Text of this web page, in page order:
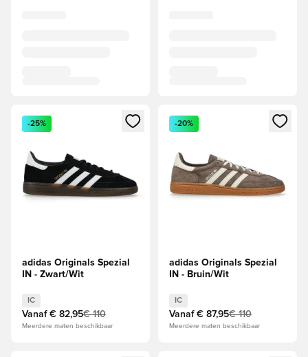
Opent een venster om in te loggen of je aan te melden als
-25%
adidas Originals Spezial
IN - Zwart/Wit
IC
Vanaf € 82,95€ 110
Meerdere maten beschikbaar
Opent een venster om in te
-20%
adidas Originals Spezial
IN - Bruin/Wit
IC
Vanaf € 87,95€ 110
Meerdere maten beschikbaar